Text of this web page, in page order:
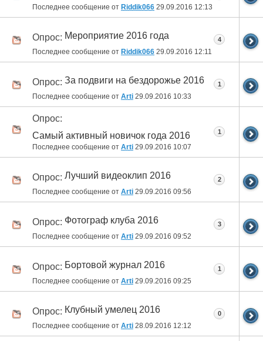
Последнее сообщение от Riddik066 29.09.2016 12:13
Опрос: Мероприятие 2016 года
Последнее сообщение от Riddik066 29.09.2016 12:11
4
Опрос: За подвиги на бездорожье 2016
Последнее сообщение от Arti 29.09.2016 10:33
1
Опрос:
Самый активный новичок года 2016
Последнее сообщение от Arti 29.09.2016 10:07
1
Опрос: Лучший видеоклип 2016
Последнее сообщение от Arti 29.09.2016 09:56
2
Опрос: Фотограф клуба 2016
Последнее сообщение от Arti 29.09.2016 09:52
3
Опрос: Бортовой журнал 2016
Последнее сообщение от Arti 29.09.2016 09:25
1
Опрос: Клубный умелец 2016
Последнее сообщение от Arti 28.09.2016 12:12
0